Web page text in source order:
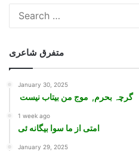
متفرق شاعری
January 30, 2025
گرچہ بحرم, موج من بیتاب نیست
1 week ago
امتی از ما سوا بیگانه ئی
January 29, 2025